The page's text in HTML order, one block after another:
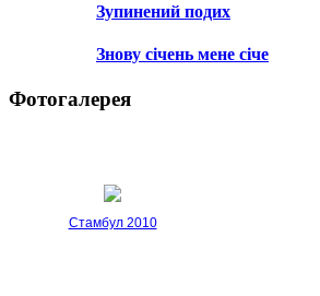
Зупинений подих
Знову січень мене січе
Фотогалерея
Стамбул 2010